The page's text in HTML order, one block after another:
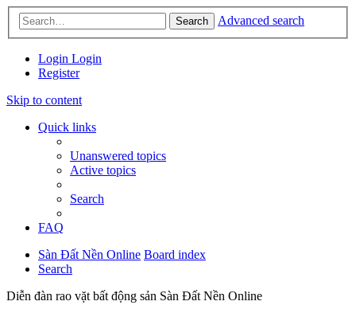
Search Advanced search
Login Login
Register
Skip to content
Quick links
Unanswered topics
Active topics
Search
FAQ
Sàn Đất Nền Online Board index
Search
Diễn đàn rao vặt bất động sản Sàn Đất Nền Online